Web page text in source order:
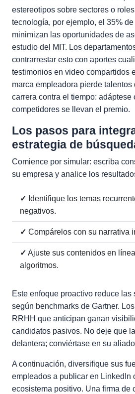
estereotipos sobre sectores o
tecnología, por ejemplo, el 35%
minimizan las oportunidades de
estudio del MIT. Los
contrarrestar esto con aportes
testimonios en video compartidos
marca empleadora pierde talentos
carrera contra el tiempo: adáptese
competidores se llevan el premio.
Los pasos para
estrategia de
Comience por simular: escriba
su empresa y analice los
✓ Identifique los temas
negativos.
✓ Compárelos con su narrativa
✓ Ajuste sus contenidos en
algoritmos.
Este enfoque proactivo reduce las
según benchmarks de Gartner.
RRHH que anticipan ganan
candidatos pasivos. No deje que
delantera; conviértase en su
A continuación, diversifique sus
empleados a publicar en LinkedIn
ecosistema positivo. Una firma de